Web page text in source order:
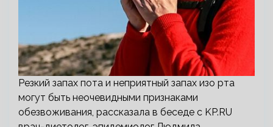
Резкий запах пота и неприятный запах изо рта
могут быть неочевидными признаками
обезвоживания, рассказала в беседе с KP.RU